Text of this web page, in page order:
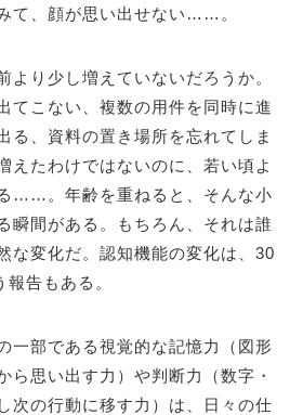
て、顔が思い出せない……。
より少し増えていないだろうか。
てこない、複数の用件を同時に進
る、資料の置き場所を忘れてしま
えたわけではないのに、若い頃よ
……。年齢を重ねると、そんな小
瞬間がある。もちろん、それは誰
な変化だ。認知機能の変化は、30
報告もある。
一部である視覚的な記憶力（図形
ら思い出す力）や判断力（数字・
次の行動に移す力）は、日々の仕